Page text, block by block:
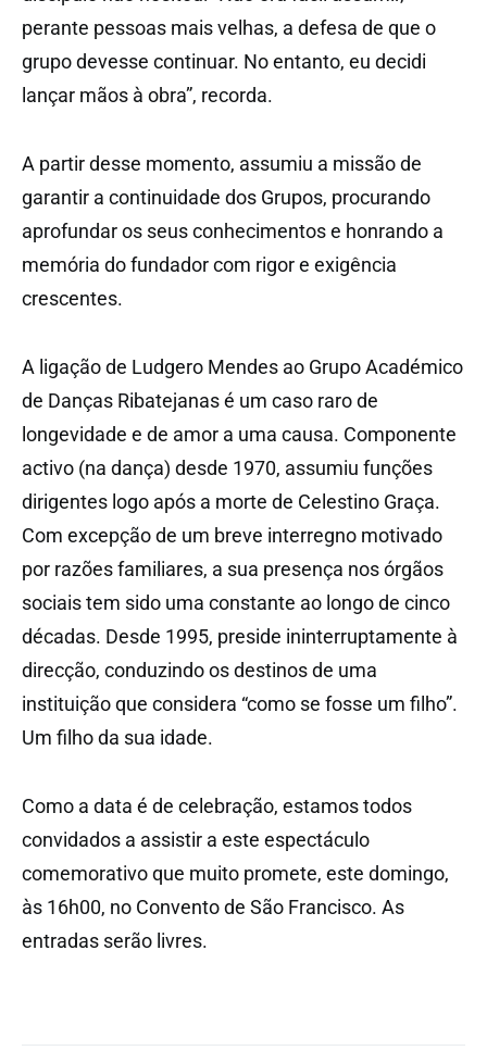
perante pessoas mais velhas, a defesa de que o
grupo devesse continuar. No entanto, eu decidi
lançar mãos à obra”, recorda.
A partir desse momento, assumiu a missão de
garantir a continuidade dos Grupos, procurando
aprofundar os seus conhecimentos e honrando a
memória do fundador com rigor e exigência
crescentes.
A ligação de Ludgero Mendes ao Grupo Académico
de Danças Ribatejanas é um caso raro de
longevidade e de amor a uma causa. Componente
activo (na dança) desde 1970, assumiu funções
dirigentes logo após a morte de Celestino Graça.
Com excepção de um breve interregno motivado
por razões familiares, a sua presença nos órgãos
sociais tem sido uma constante ao longo de cinco
décadas. Desde 1995, preside ininterruptamente à
direcção, conduzindo os destinos de uma
instituição que considera “como se fosse um filho”.
Um filho da sua idade.
Como a data é de celebração, estamos todos
convidados a assistir a este espectáculo
comemorativo que muito promete, este domingo,
às 16h00, no Convento de São Francisco. As
entradas serão livres.